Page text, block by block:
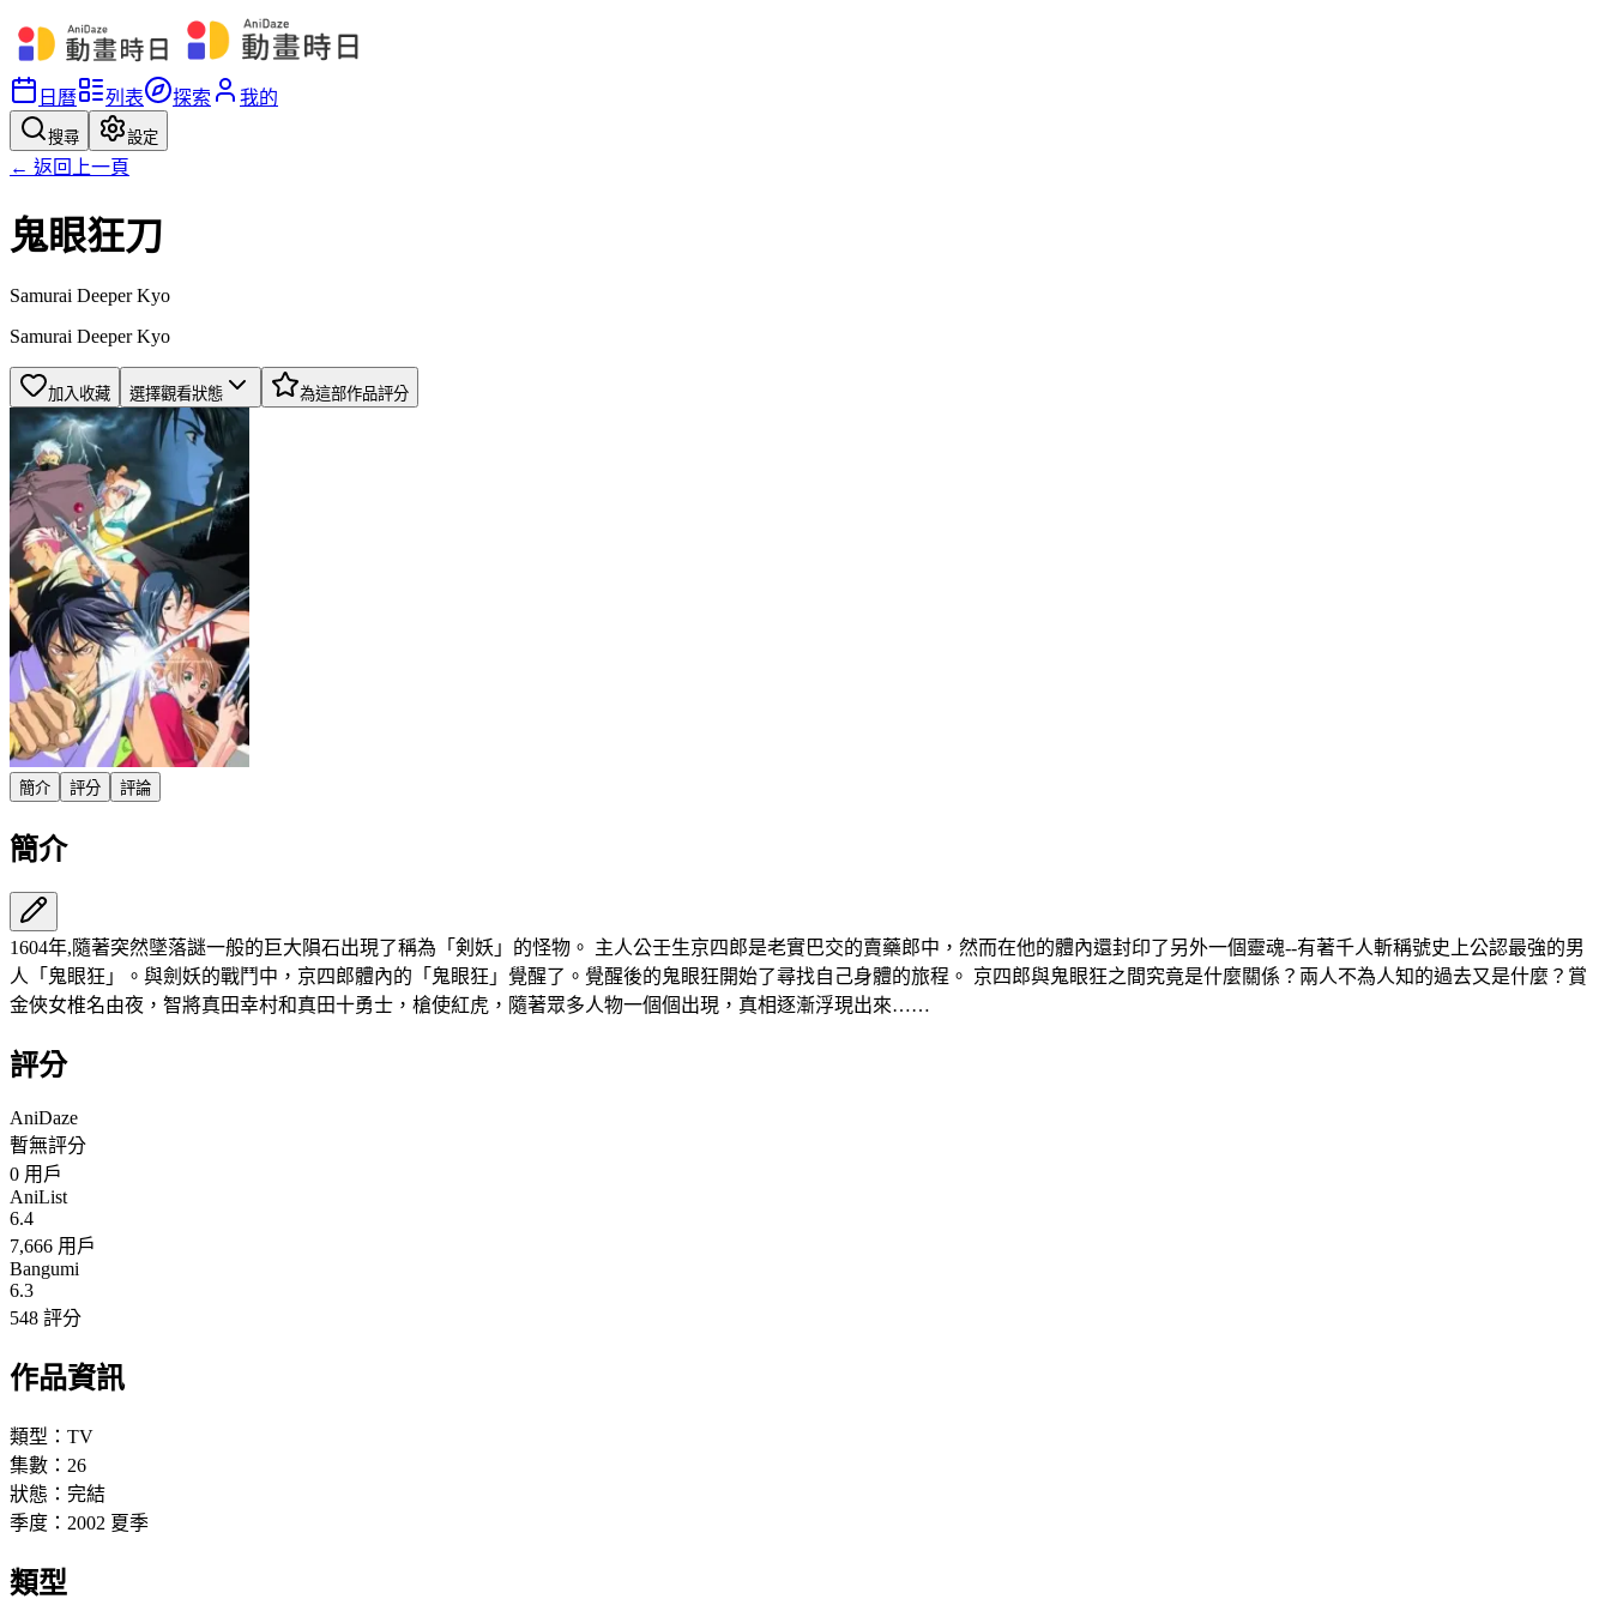
日曆 列表 探索 我的
搜尋 設定
← 返回上一頁
鬼眼狂刀
Samurai Deeper Kyo
Samurai Deeper Kyo
加入收藏 選擇觀看狀態 為這部作品評分
簡介 評分 評論
簡介
1604年,隨著突然墜落謎一般的巨大隕石出現了稱為「剣妖」的怪物。 主人公壬生京四郎是老實巴交的賣藥郎中，然而在他的體內還封印了另外一個靈魂--有著千人斬稱號史上公認最強的男
人「鬼眼狂」。與劍妖的戰鬥中，京四郎體內的「鬼眼狂」覺醒了。覺醒後的鬼眼狂開始了尋找自己身體的旅程。 京四郎與鬼眼狂之間究竟是什麼關係？兩人不為人知的過去又是什麼？賞
金俠女椎名由夜，智將真田幸村和真田十勇士，槍使紅虎，隨著眾多人物一個個出現，真相逐漸浮現出來……
評分
AniDaze
暫無評分
0 用戶
AniList
6.4
7,666 用戶
Bangumi
6.3
548 評分
作品資訊
類型： TV
集數： 26
狀態： 完結
季度： 2002 夏季
類型